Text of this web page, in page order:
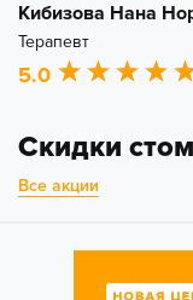
Кибизова Нана
Терапевт
5.0
Скидки
Все акции